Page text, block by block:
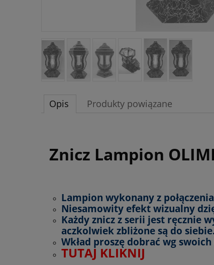
Opis Produkty powiązane
Znicz Lampion
Lampion wykonany z
Niesamowity efekt wizualny
Każdy znicz z serii jest ręcznie
aczkolwiek zbliżone są do
Wkład proszę dobrać wg
TUTAJ KLIKNIJ